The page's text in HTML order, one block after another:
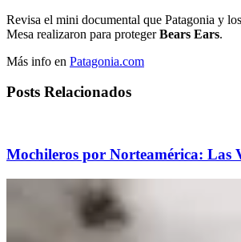
Revisa el mini documental que Patagonia y
Mesa realizaron para protegerBears Ears.
Más info en Patagonia.com
Posts Relacionados
Mochileros por Norteamérica: Las